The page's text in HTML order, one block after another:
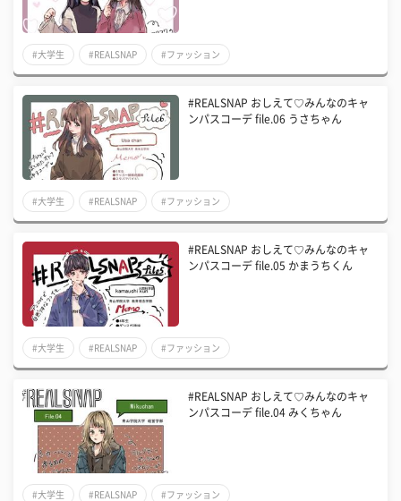
#大学生 #REALSNAP #ファッション
#REALSNAP おしえて♡みんなのキャ
ンパスコーデ file.06 うさちゃん
#大学生 #REALSNAP #ファッション
#REALSNAP おしえて♡みんなのキャ
ンパスコーデ file.05 かまうちくん
#大学生 #REALSNAP #ファッション
#REALSNAP おしえて♡みんなのキャ
ンパスコーデ file.04 みくちゃん
#大学生 #REALSNAP #ファッション